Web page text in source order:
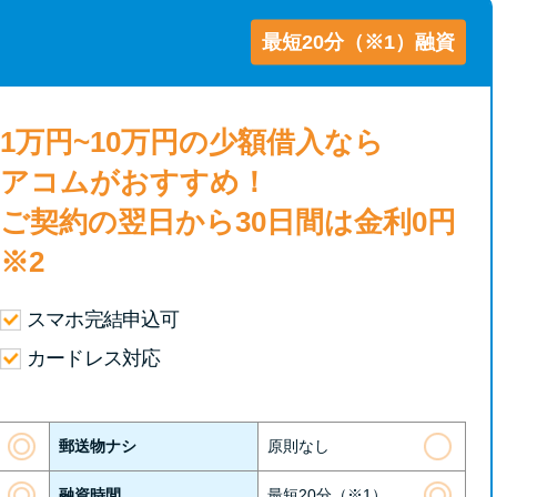
最短20分（※1）融資
1万円~10万円の少額借入なら
アコムがおすすめ！
ご契約の翌日から30日間は金利0円
※2
スマホ完結申込可
カードレス対応
郵送物ナシ 原則なし